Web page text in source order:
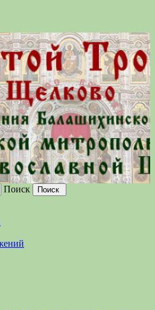
Церкви
Поиск